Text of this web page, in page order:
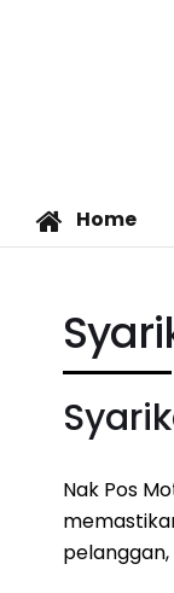
Home
Nak Pos